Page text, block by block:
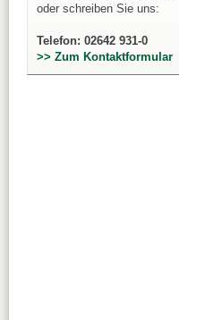
oder schreiben Sie uns:
Telefon: 02642 931-0
>> Zum Kontaktformular